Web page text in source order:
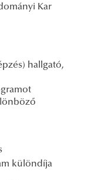
Kar
hallgató,
különdíja